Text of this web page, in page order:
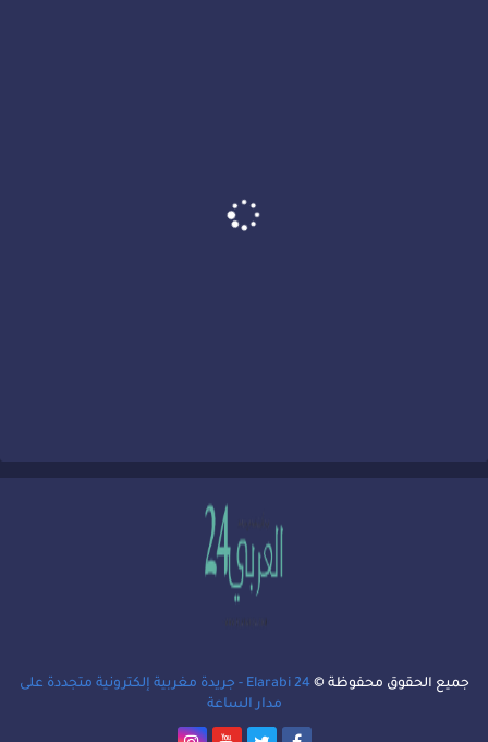
جميع الحقوق محفوظة ©
Elarabi 24 - جريدة مغربية إلكترونية متجددة على
مدار الساعة